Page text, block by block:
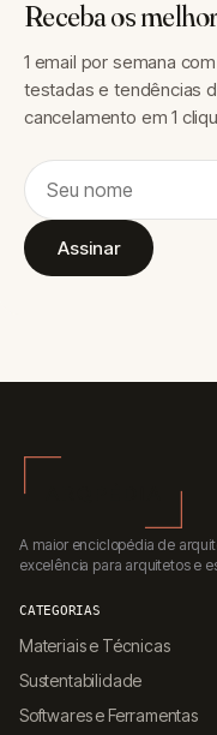
Receba os
1 email por semana
testadas e tendências
cancelamento em 1
Assinar
A maior enciclopédia de
excelência para arquitetos e
CATEGORIAS
Materiais e Técnicas
Sustentabilidade
Softwares e Ferramentas